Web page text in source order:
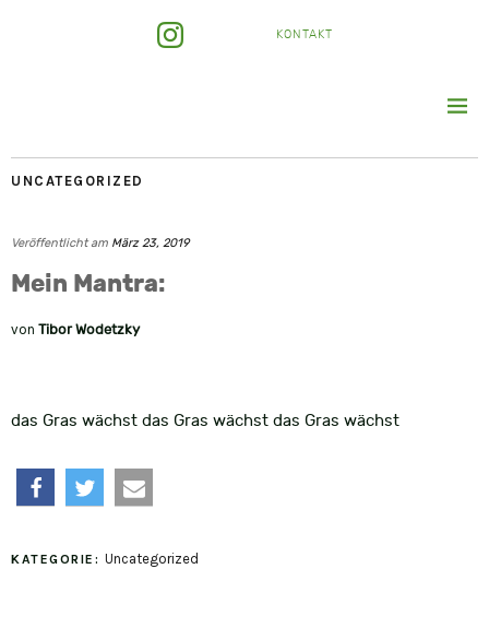
KONTAKT
UNCATEGORIZED
Veröffentlicht am März 23, 2019
Mein Mantra:
von Tibor Wodetzky
das Gras wächst das Gras wächst das Gras wächst
mail
KATEGORIE: Uncategorized